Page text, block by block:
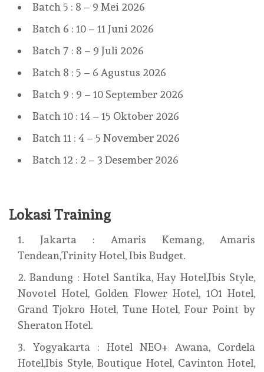
Batch 5 : 8 – 9 Mei 2026
Batch 6 : 10 – 11 Juni 2026
Batch 7 : 8 – 9 Juli 2026
Batch 8 : 5 – 6 Agustus 2026
Batch 9 : 9 – 10 September 2026
Batch 10 : 14 – 15 Oktober 2026
Batch 11 : 4 – 5 November 2026
Batch 12 : 2 – 3 Desember 2026
Lokasi Training
Jakarta : Amaris Kemang, Amaris
Tendean,Trinity Hotel, Ibis Budget.
Bandung : Hotel Santika, Hay Hotel,Ibis Style,
Novotel Hotel, Golden Flower Hotel, 1O1 Hotel,
Grand Tjokro Hotel, Tune Hotel, Four Point by
Sheraton Hotel.
Yogyakarta : Hotel NEO+ Awana, Cordela
Hotel,Ibis Style, Boutique Hotel, Cavinton Hotel,